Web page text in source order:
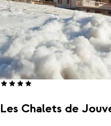
Les Chalets de